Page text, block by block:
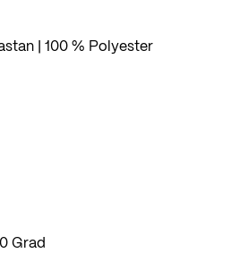
| 100 % Polyester
Grad